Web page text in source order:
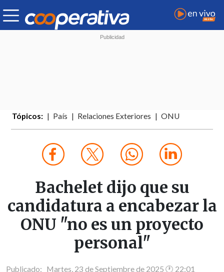
Tópicos: País Relaciones Exteriores ONU
Bachelet dijo que su
candidatura a encabezar la
ONU "no es un proyecto
personal"
Publicado: Martes, 23 de Septiembre de 2025 🕐 22:01